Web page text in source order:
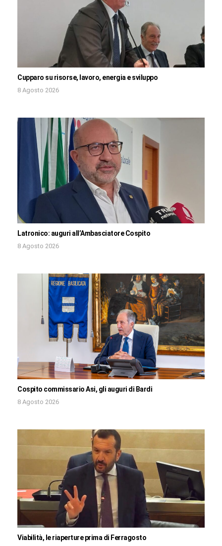
Cupparo su risorse, lavoro, energia e sviluppo
8 Agosto 2026
Latronico: auguri all’Ambasciatore Cospito
8 Agosto 2026
Cospito commissario Asi, gli auguri di Bardi
8 Agosto 2026
Viabilità, le riaperture prima di Ferragosto